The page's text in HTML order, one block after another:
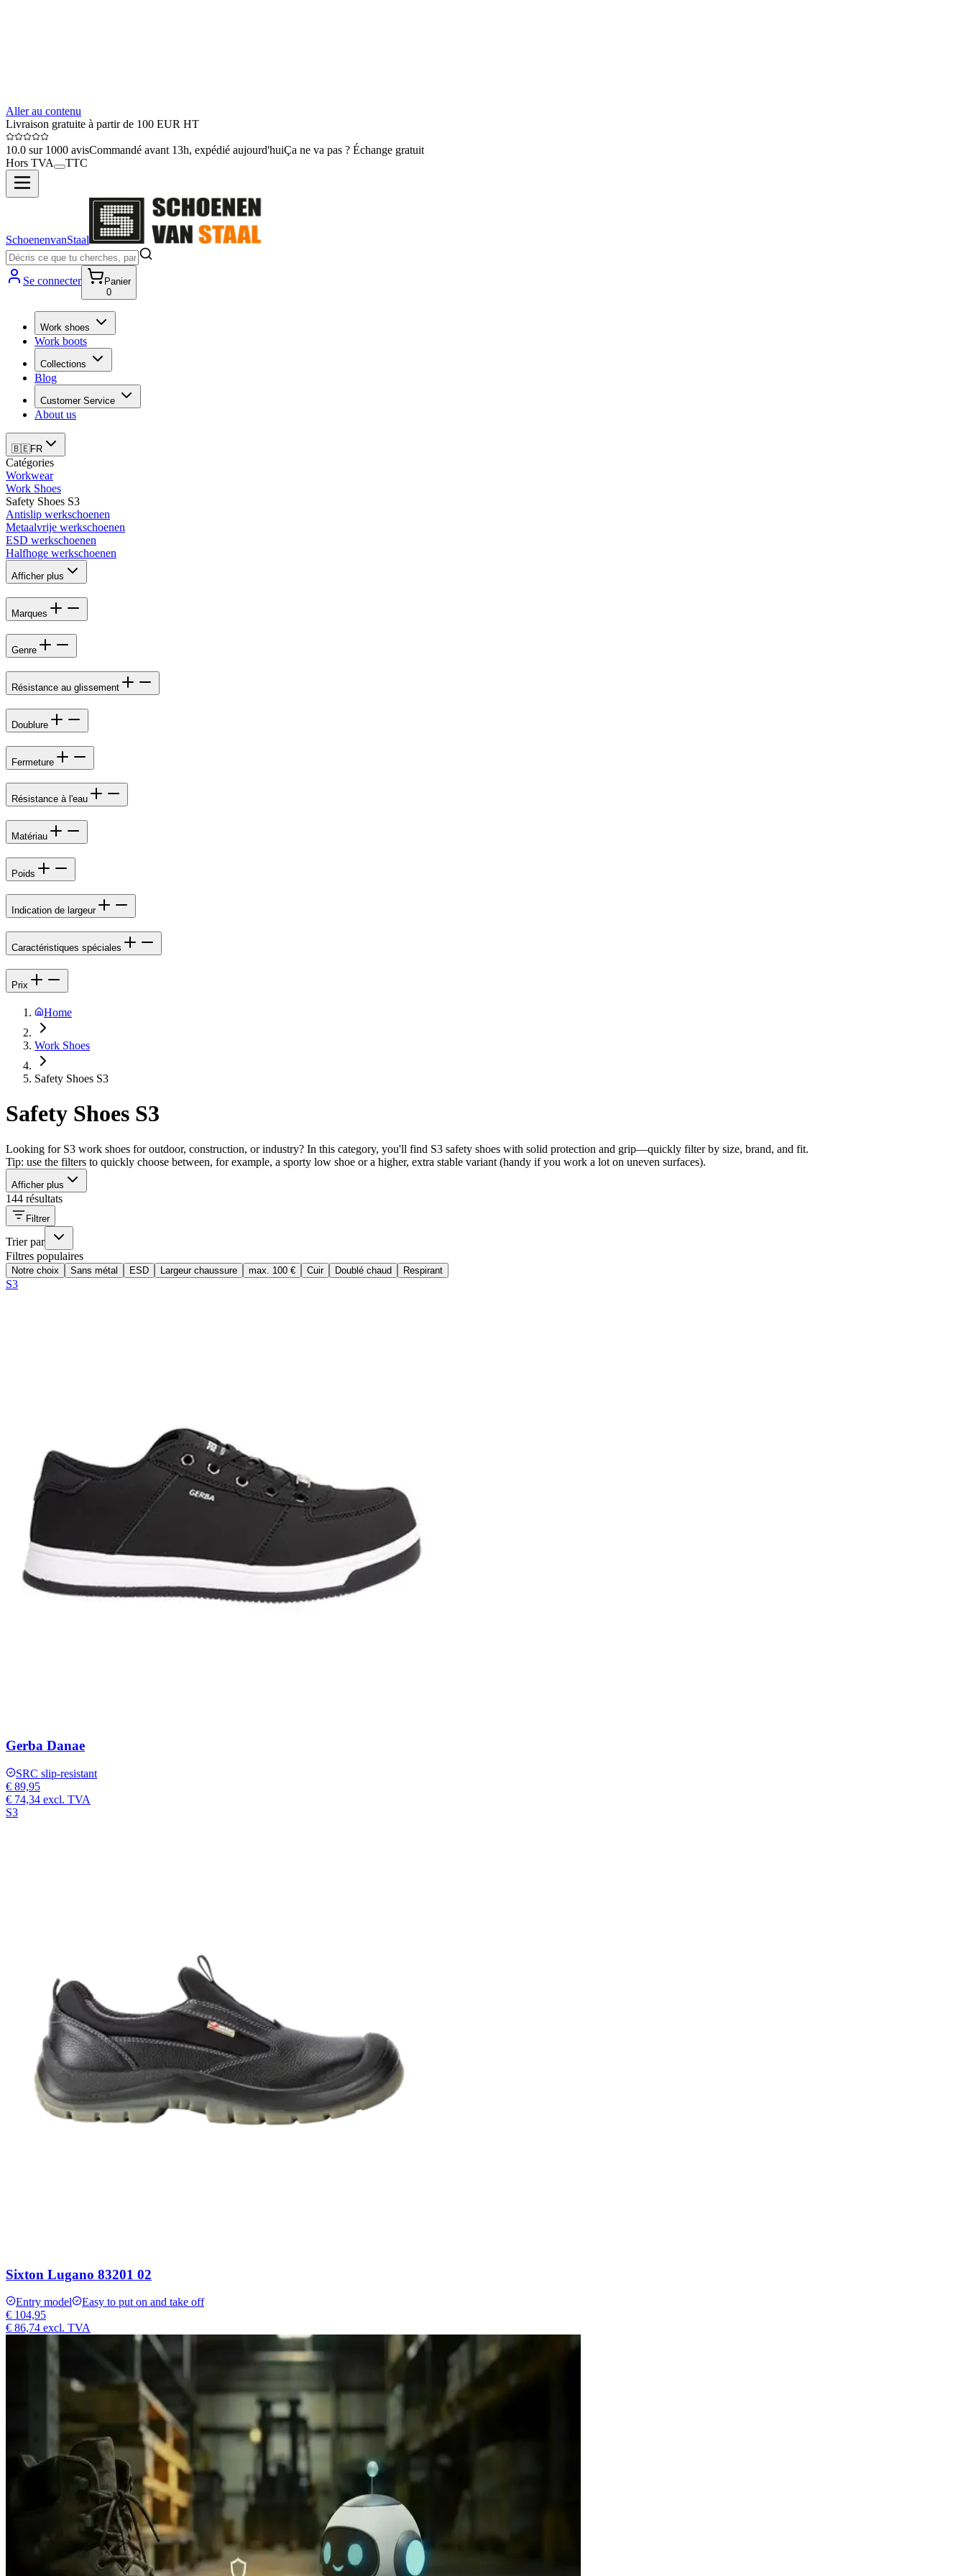
Aller au contenu
Livraison gratuite à partir de 100 EUR HT
10.0 sur 1000 avisCommandé avant 13h, expédié aujourd'huiÇa ne va pas ? Échange gratuit
Hors TVA
TTC
SchoenenvanStaal
Se connecter
Panier
0
Work shoes
Work boots
Collections
Blog
Customer Service
About us
🇧🇪FR
Catégories
Workwear
Work Shoes
Safety Shoes S3
Antislip werkschoenen
Metaalvrije werkschoenen
ESD werkschoenen
Halfhoge werkschoenen
Afficher plus
Marques
Genre
Résistance au glissement
Doublure
Fermeture
Résistance à l'eau
Matériau
Poids
Indication de largeur
Caractéristiques spéciales
Prix
Home
Work Shoes
Safety Shoes S3
Safety Shoes S3
Looking for S3 work shoes for outdoor, construction, or industry? In this category, you'll find S3 safety shoes with solid protection and grip—quickly filter by size, brand, and fit.
Tip: use the filters to quickly choose between, for example, a sporty low shoe or a higher, extra stable variant (handy if you work a lot on uneven surfaces).
Afficher plus
144 résultats
Filtrer
Trier par
Filtres populaires
Notre choix Sans métal ESD Largeur chaussure max. 100 € Cuir Doublé chaud Respirant
S3
Gerba Danae
SRC slip-resistant
€ 89,95
€ 74,34 excl. TVA
S3
Sixton Lugano 83201 02
Entry model
Easy to put on and take off
€ 104,95
€ 86,74 excl. TVA